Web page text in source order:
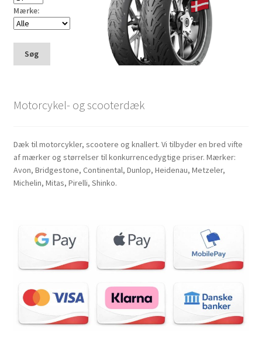
Mærke:
Søg
Motorcykel- og scooterdæk
Dæk til motorcykler, scootere og knallert. Vi tilbyder en bred vifte
af mærker og størrelser til konkurrencedygtige priser. Mærker:
Avon, Bridgestone, Continental, Dunlop, Heidenau, Metzeler,
Michelin, Mitas, Pirelli, Shinko.